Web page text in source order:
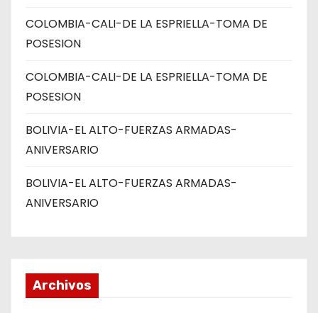
COLOMBIA-CALI-DE LA ESPRIELLA-TOMA DE
POSESION
COLOMBIA-CALI-DE LA ESPRIELLA-TOMA DE
POSESION
BOLIVIA-EL ALTO-FUERZAS ARMADAS-
ANIVERSARIO
BOLIVIA-EL ALTO-FUERZAS ARMADAS-
ANIVERSARIO
Archivos